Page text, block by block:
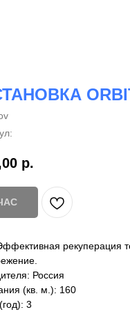
р.
рекуперация
Россия
(кв. м.): 160
3